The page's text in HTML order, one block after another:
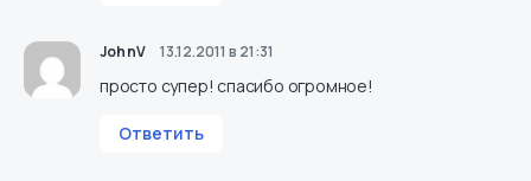
JohnV 13.12.2011 в 21:31
просто супер! спасибо огромное!
Ответить